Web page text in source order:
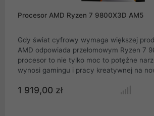
Procesor AMD Ryzen 7 9800X3D AM5
Gdy świat cyfrowy wymaga większej
AMD odpowiada przełomowym Ryzen 7
procesor to nie tylko moc to potężne narzędzie, które
wynosi gamingu i pracy kreatywnej na
Architektura Zen 5 i technologia 3D V-
nawet najbardziej wymagające zadania w
przyjemność. Szybkość, jaką oferuje 8
1 919,00 zł